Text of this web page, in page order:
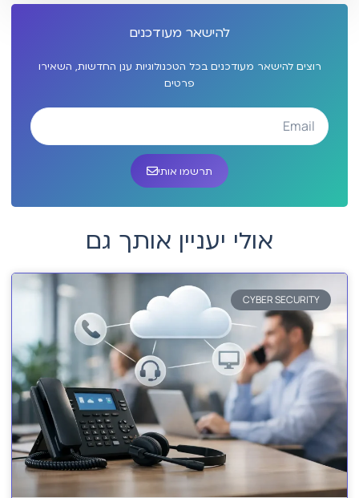
להישאר מעודכנים
רוצים להישאר מעודכנים בכל הטכנולוגיות ענן החדשות, השאירו
פרטים
תרשמו אותי
אולי יעניין אותך גם
CYBER SECURITY